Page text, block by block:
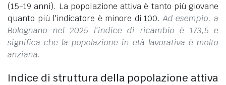
(15-19 anni). La popolazione attiva è tanto più giovane
quanto più l'indicatore è minore di 100.Ad esempio, a
Bolognano nel 2025 l'indice di ricambio è 173,5 e
significa che la popolazione in età lavorativa è molto
anziana.
Indice di struttura della popolazione attiva